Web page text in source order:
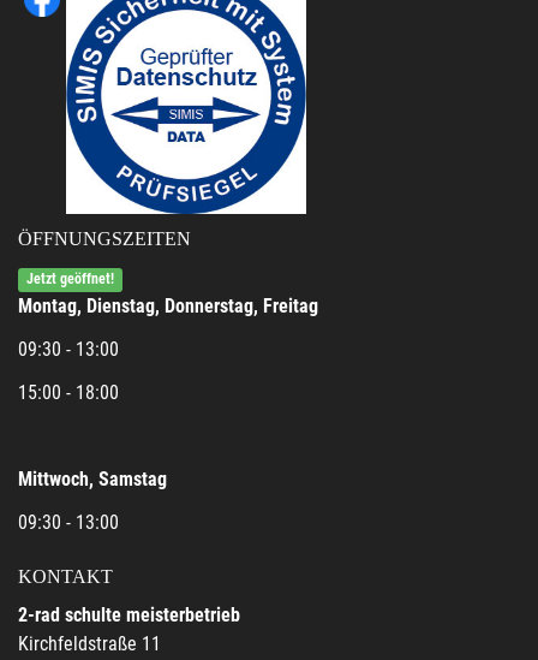
ÖFFNUNGSZEITEN
Jetzt geöffnet!
Montag, Dienstag, Donnerstag, Freitag
09:30 - 13:00
15:00 - 18:00
Mittwoch, Samstag
09:30 - 13:00
KONTAKT
2-rad schulte meisterbetrieb
Kirchfeldstraße 11